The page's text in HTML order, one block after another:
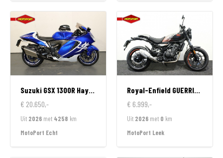
Suzuki GSX 1300R Hayabusa
€ 20.650,-
Uit 2026 met 4258 km
MotoPort Echt
Royal-Enfield GUERRILLA 450 APEX
€ 6.999,-
Uit 2026 met 0 km
MotoPort Leek